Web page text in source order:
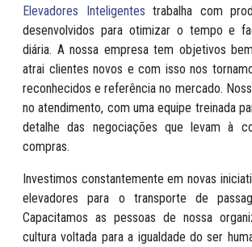
Elevadores Inteligentes trabalha com
desenvolvidos para otimizar o tempo e
diária. A nossa empresa tem objetivos
atrai clientes novos e com isso nos
reconhecidos e referência no mercado.
no atendimento, com uma equipe treinada
detalhe das negociações que levam à
compras.
Investimos constantemente em novas
elevadores para o transporte de
Capacitamos as pessoas de nossa
cultura voltada para a igualdade do ser